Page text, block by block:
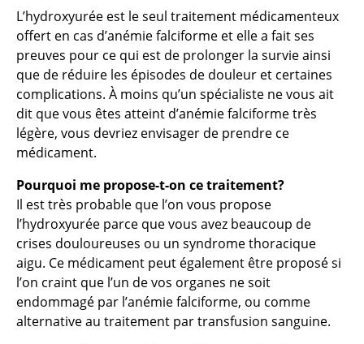
L’hydroxyurée est le seul traitement médicamenteux
offert en cas d’anémie falciforme et elle a fait ses
preuves pour ce qui est de prolonger la survie ainsi
que de réduire les épisodes de douleur et certaines
complications. À moins qu’un spécialiste ne vous ait
dit que vous êtes atteint d’anémie falciforme très
légère, vous devriez envisager de prendre ce
médicament.
Pourquoi me propose-t-on ce traitement?
Il est très probable que l’on vous propose
l’hydroxyurée parce que vous avez beaucoup de
crises douloureuses ou un syndrome thoracique
aigu. Ce médicament peut également être proposé si
l’on craint que l’un de vos organes ne soit
endommagé par l’anémie falciforme, ou comme
alternative au traitement par transfusion sanguine.